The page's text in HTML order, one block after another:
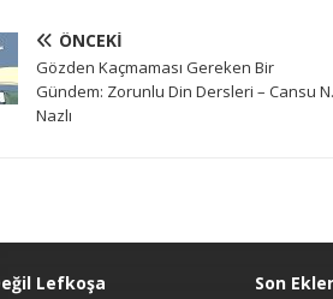
ÖNCEKI
Gözden Kaçmaması Gereken Bir
Gündem: Zorunlu Din Dersleri – Cansu N.
Nazlı
Lefkoşa Son